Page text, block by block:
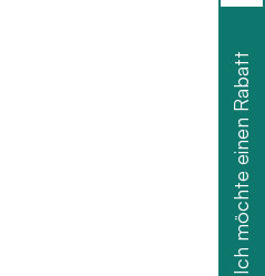
Ich möchte einen Rabatt